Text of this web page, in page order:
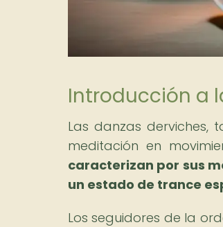
Introducción a
Las danzas
meditación en
caracterizan por sus
un estado de trance
Los seguidores de la